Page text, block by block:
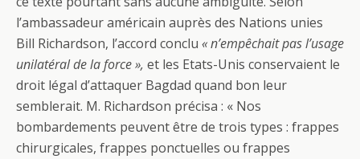
l’ambassadeur américain auprès des Nations unies
Bill Richardson, l’accord conclu « n’empêchait pas l’usage
unilatéral de la force », et les Etats-Unis conservaient le
droit légal d’attaquer Bagdad quand bon leur
semblerait. M. Richardson précisa : « Nos
bombardements peuvent être de trois types : frappes
chirurgicales, frappes ponctuelles ou frappes